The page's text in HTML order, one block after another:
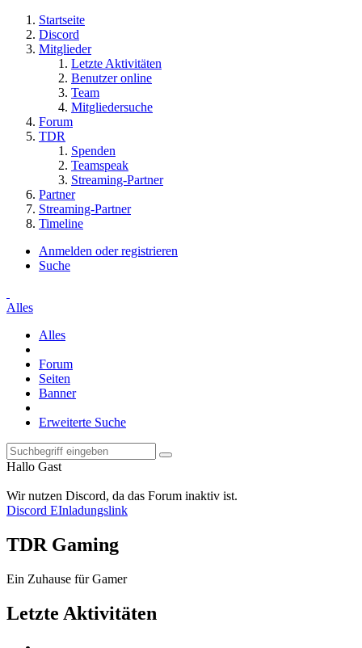
Startseite
Discord
Mitglieder
Letzte Aktivitäten
Benutzer online
Team
Mitgliedersuche
Forum
TDR
Spenden
Teamspeak
Streaming-Partner
Partner
Streaming-Partner
Timeline
Anmelden oder registrieren
Suche
Alles
Alles
Forum
Seiten
Banner
Erweiterte Suche
Hallo Gast
Wir nutzen Discord, da das Forum inaktiv ist.
Discord EInladungslink
TDR Gaming
Ein Zuhause für Gamer
Letzte Aktivitäten